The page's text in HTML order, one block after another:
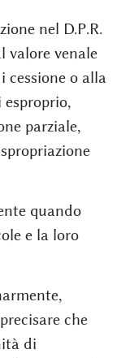
nel D.P.R.
valore venale
cessione o alla
parziale,
quando
e la loro
che
di